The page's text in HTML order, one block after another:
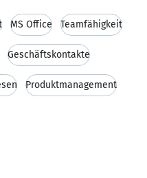
MS Office Teamfähigkeit
Geschäftskontakte
Produktmanagement